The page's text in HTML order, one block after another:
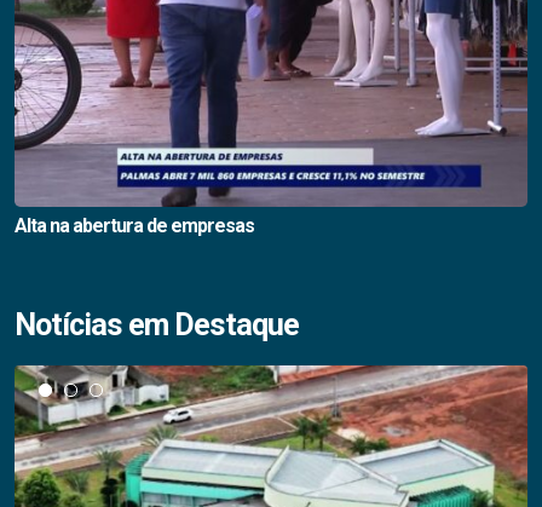
Alta na abertura de empresas
Notícias em Destaque